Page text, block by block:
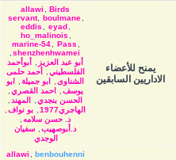
يمنح للأعضاء
الاداريين السابقين
allawi
Birds
servant, boulmane
eddis
eyad
ho_malinois
marine-54
Pass
shenzhenhwamei
أبو عبد العزيز
أبوأحمد
الفلسطيني
أحمد حلمى
الشناوى
ابو جميلة
ابو
يوسف
احمد القصري
الحسن بنجدي
المهند
الهاجري1977
بو نواف
د. حسن سلامه
د.أبوصهيب
سفيان
الوجدي
allawi
benbouhenni